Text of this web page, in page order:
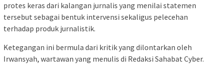
protes keras dari kalangan jurnalis yang menilai statemen
tersebut sebagai bentuk intervensi sekaligus pelecehan
terhadap produk jurnalistik.
Ketegangan ini bermula dari kritik yang dilontarkan oleh
Irwansyah, wartawan yang menulis di Redaksi Sahabat Cyber.